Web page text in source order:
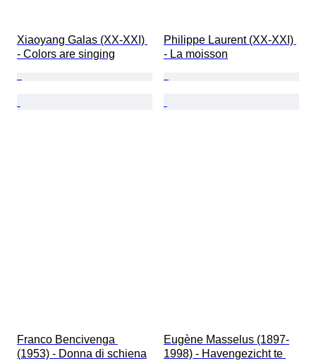
Xiaoyang Galas (XX-XXI)
- Colors are singing
Philippe Laurent (XX-XXI)
- La moisson
Franco Bencivenga
(1953) - Donna di schiena
Eugène Masselus (1897-
1998) - Havengezicht te